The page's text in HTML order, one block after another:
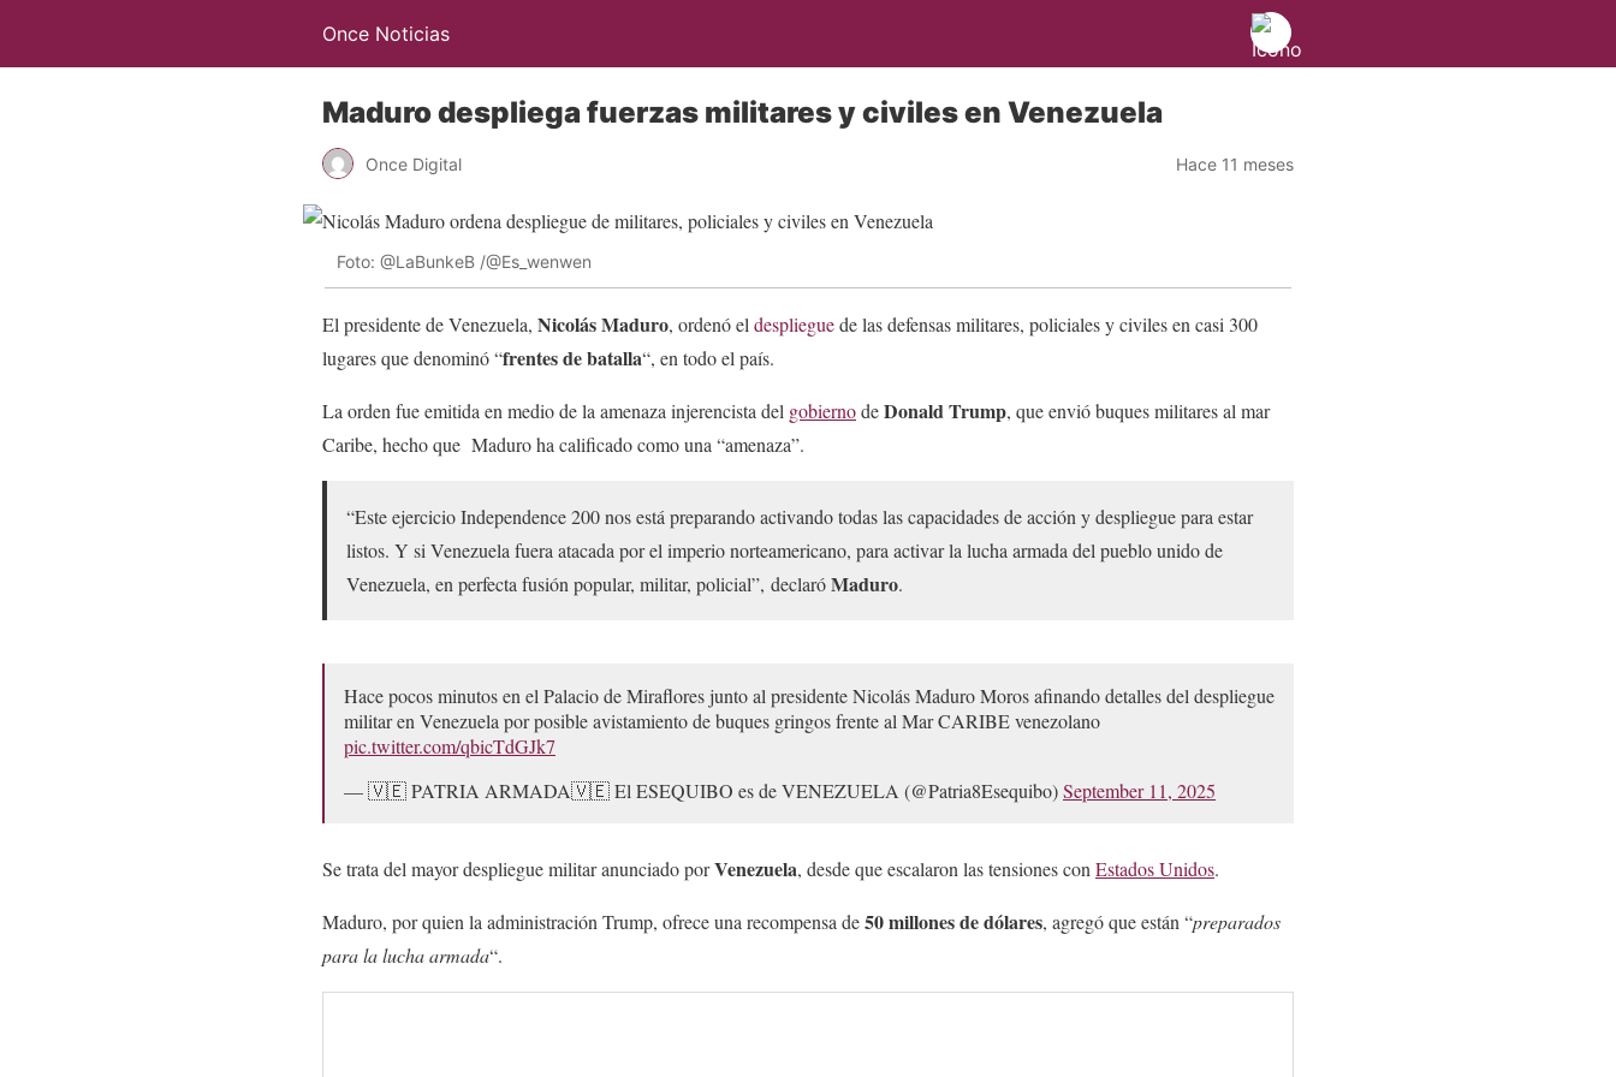
Once Noticias
Maduro despliega fuerzas militares y civiles en Venezuela
Once Digital Hace 11 meses
Foto: @LaBunkeB /@Es_wenwen
El presidente de Venezuela, Nicolás Maduro, ordenó el desplieguede las defensas militares, policiales y civiles en casi 300
lugares que denominó “frentes de batalla“, en todo el país.
La orden fue emitida en medio de la amenaza injerencista del gobiernodeDonald Trump, que envió buques militares al mar
Caribe, hecho que Maduro ha calificado como una “amenaza”.
“Este ejercicio Independence 200 nos está preparando activando todas las capacidades de acción y despliegue para estar
listos. Y si Venezuela fuera atacada por el imperio norteamericano, para activar la lucha armada del pueblo unido de
Venezuela, en perfecta fusión popular, militar, policial”, declaróMaduro.
Hace pocos minutos en el Palacio de Miraflores junto al presidente Nicolás Maduro Moros afinando detalles del despliegue
militar en Venezuela por posible avistamiento de buques gringos frente al Mar CARIBE venezolano
pic.twitter.com/qbicTdGJk7
— 🇻🇪 PATRIA ARMADA🇻🇪 El ESEQUIBO es de VENEZUELA (@Patria8Esequibo)September 11, 2025
Se trata del mayor despliegue militar anunciado porVenezuela, desde que escalaron las tensiones con Estados Unidos.
Maduro, por quien la administración Trump, ofrece una recompensa de50 millones de dólares, agregó que están “preparados
para la lucha armada“.